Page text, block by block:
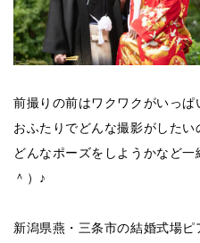
前撮りの前はワクワクがいっぱ
おふたりでどんな撮影がしたい
どんなポーズをしようかなど
＾）♪
新潟県燕・三条市の結婚式場